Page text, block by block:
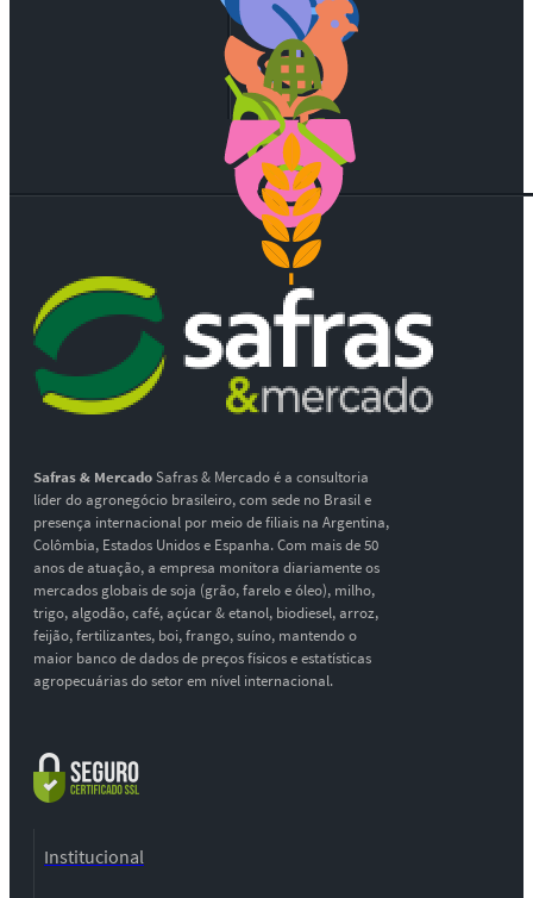
Safras & MercadoSafras & Mercado é a consultoria
líder do agronegócio brasileiro, com sede no Brasil e
presença internacional por meio de filiais na Argentina,
Colômbia, Estados Unidos e Espanha. Com mais de 50
anos de atuação, a empresa monitora diariamente os
mercados globais de soja (grão, farelo e óleo), milho,
trigo, algodão, café, açúcar & etanol, biodiesel, arroz,
feijão, fertilizantes, boi, frango, suíno, mantendo o
maior banco de dados de preços físicos e estatísticas
agropecuárias do setor em nível internacional.
Institucional